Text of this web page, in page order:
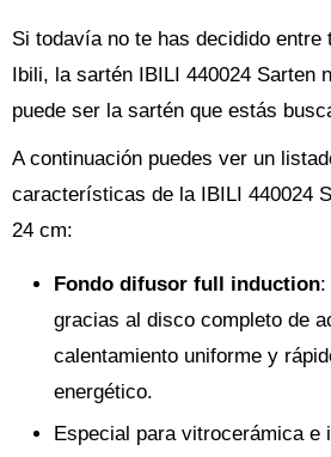
Si todavía no te has decidido entre
Ibili, la sartén IBILI 440024 Sarten
puede ser la sartén que estás
A continuación puedes ver un
características de la IBILI 440024
24 cm:
Fondo difusor full induction:
gracias al disco completo de
calentamiento uniforme y
energético.
Especial para vitrocerámica e